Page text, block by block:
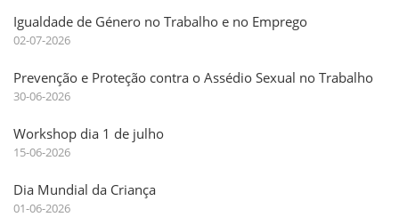
Igualdade de Género no Trabalho e no Emprego
02-07-2026
Prevenção e Proteção contra o Assédio Sexual no Trabalho
30-06-2026
Workshop dia 1 de julho
15-06-2026
Dia Mundial da Criança
01-06-2026